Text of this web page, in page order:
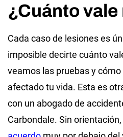
¿Cuánto vale
Cada caso de lesiones es
imposible decirte cuánto
veamos las pruebas y
afectado tu vida. Esta es
con un abogado de
Carbondale. Sin